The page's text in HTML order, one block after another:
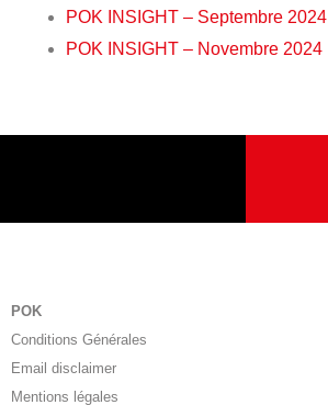
POK INSIGHT – Septembre 2024
POK INSIGHT – Novembre 2024
POK
Conditions Générales
Email disclaimer
Mentions légales